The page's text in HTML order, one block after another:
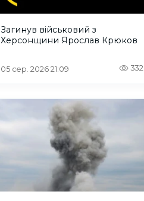
Загинув військовий з
Херсонщини Ярослав Крюков
05 сер. 2026 21:09 332